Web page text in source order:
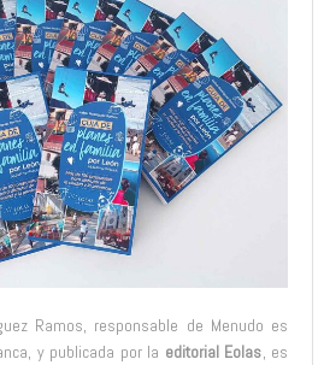
Ramos, responsable de Menudo es
y publicada por la editorial Eolas, es